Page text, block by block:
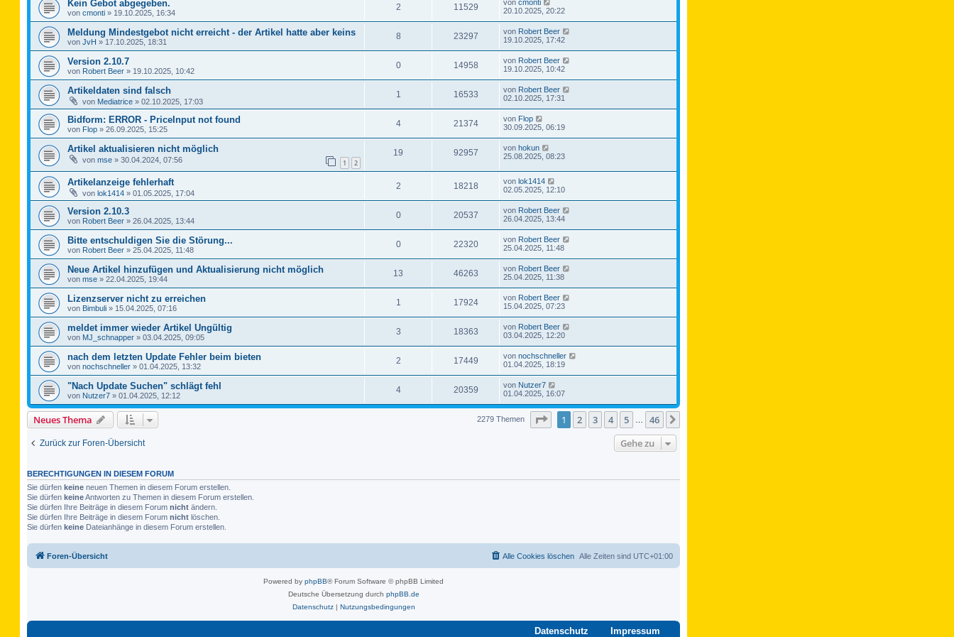
Kein Gebot abgegeben.
von cmonti » 19.10.2025, 16:34
2 11529 von cmonti
20.10.2025, 20:22
Meldung Mindestgebot nicht erreicht - der Artikel hatte aber keins
von JvH » 17.10.2025, 18:31
8 23297 von Robert Beer
19.10.2025, 17:42
Version 2.10.7
von Robert Beer » 19.10.2025, 10:42
0 14958 von Robert Beer
19.10.2025, 10:42
Artikeldaten sind falsch
von Mediatrice » 02.10.2025, 17:03
1 16533 von Robert Beer
02.10.2025, 17:31
Bidform: ERROR - PriceInput not found
von Flop » 26.09.2025, 15:25
4 21374 von Flop
30.09.2025, 06:19
Artikel aktualisieren nicht möglich
von mse » 30.04.2024, 07:56 1 2
19 92957 von hokun
25.08.2025, 08:23
Artikelanzeige fehlerhaft
von lok1414 » 01.05.2025, 17:04
2 18218 von lok1414
02.05.2025, 12:10
Version 2.10.3
von Robert Beer » 26.04.2025, 13:44
0 20537 von Robert Beer
26.04.2025, 13:44
Bitte entschuldigen Sie die Störung...
von Robert Beer » 25.04.2025, 11:48
0 22320 von Robert Beer
25.04.2025, 11:48
Neue Artikel hinzufügen und Aktualisierung nicht möglich
von mse » 22.04.2025, 19:44
13 46263 von Robert Beer
25.04.2025, 11:38
Lizenzserver nicht zu erreichen
von Bimbuli » 15.04.2025, 07:16
1 17924 von Robert Beer
15.04.2025, 07:23
meldet immer wieder Artikel Ungültig
von MJ_schnapper » 03.04.2025, 09:05
3 18363 von Robert Beer
03.04.2025, 12:20
nach dem letzten Update Fehler beim bieten
von nochschneller » 01.04.2025, 13:32
2 17449 von nochschneller
01.04.2025, 18:19
"Nach Update Suchen" schlägt fehl
von Nutzer7 » 01.04.2025, 12:12
4 20359 von Nutzer7
01.04.2025, 16:07
Neues Thema 2279 Themen Seite von46
1 2 3 4 5 46
Zurück zur Foren-Übersicht Gehe zu
BERECHTIGUNGEN IN DIESEM FORUM
Sie dürfen keine neuen Themen in diesem Forum erstellen.
Sie dürfen keineAntworten zu Themen in diesem Forum erstellen.
Sie dürfen Ihre Beiträge in diesem Forum nicht ändern.
Sie dürfen Ihre Beiträge in diesem Forum nicht löschen.
Sie dürfen keine Dateianhänge in diesem Forum erstellen.
Foren-Übersicht Alle Zeiten sind UTC+01:00
Alle Cookies löschen
Powered by phpBB® Forum Software © phpBB Limited
Deutsche Übersetzung durch phpBB.de
Datenschutz| Nutzungsbedingungen
Datenschutz Impressum